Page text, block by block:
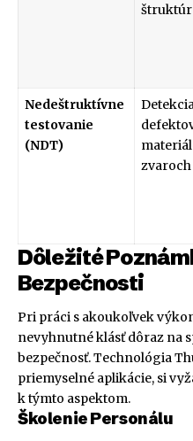
štruktúr
Nedeštruktívne
testovanie
(NDT)
zvaroch
Dôležité
Bezpečnosti
Pri práci s akoukoľvek
nevyhnutné klásť dôraz na
bezpečnosť. Technológia
priemyselné aplikácie, si
k týmto aspektom.
Školenie Personálu